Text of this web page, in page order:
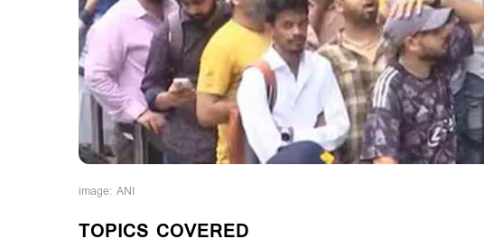
image: ANI
TOPICS COVERED